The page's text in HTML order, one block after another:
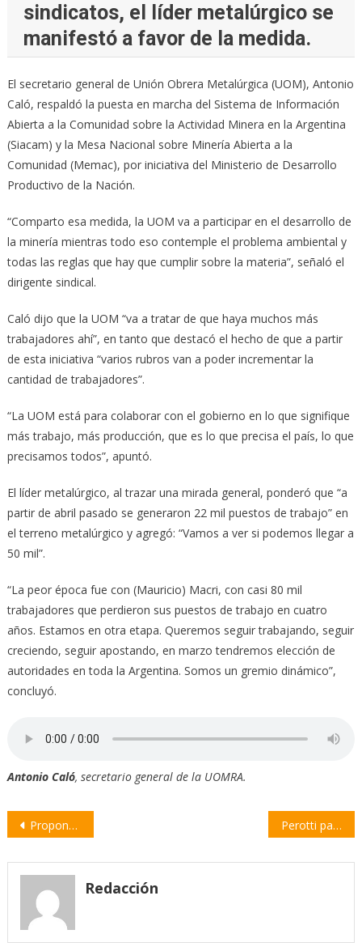
sindicatos, el líder metalúrgico se
manifestó a favor de la medida.
El secretario general de Unión Obrera Metalúrgica (UOM), Antonio
Caló, respaldó la puesta en marcha del Sistema de Información
Abierta a la Comunidad sobre la Actividad Minera en la Argentina
(Siacam) y la Mesa Nacional sobre Minería Abierta a la
Comunidad (Memac), por iniciativa del Ministerio de Desarrollo
Productivo de la Nación.
“Comparto esa medida, la UOM va a participar en el desarrollo de
la minería mientras todo eso contemple el problema ambiental y
todas las reglas que hay que cumplir sobre la materia”, señaló el
dirigente sindical.
Caló dijo que la UOM “va a tratar de que haya muchos más
trabajadores ahí”, en tanto que destacó el hecho de que a partir
de esta iniciativa “varios rubros van a poder incrementar la
cantidad de trabajadores”.
“La UOM está para colaborar con el gobierno en lo que signifique
más trabajo, más producción, que es lo que precisa el país, lo que
precisamos todos”, apuntó.
El líder metalúrgico, al trazar una mirada general, ponderó que “a
partir de abril pasado se generaron 22 mil puestos de trabajo” en
el terreno metalúrgico y agregó: “Vamos a ver si podemos llegar a
50 mil”.
“La peor época fue con (Mauricio) Macri, con casi 80 mil
trabajadores que perdieron sus puestos de trabajo en cuatro
años. Estamos en otra etapa. Queremos seguir trabajando, seguir
creciendo, seguir apostando, en marzo tendremos elección de
autoridades en toda la Argentina. Somos un gremio dinámico”,
concluyó.
Antonio Caló, secretario general de la UOMRA.
Navegación
entradas
Proponen crear billetes de $2.000, $5.000 y $10.000 Perotti participó de la inauguración de la muestra AFA Campo
Redacción